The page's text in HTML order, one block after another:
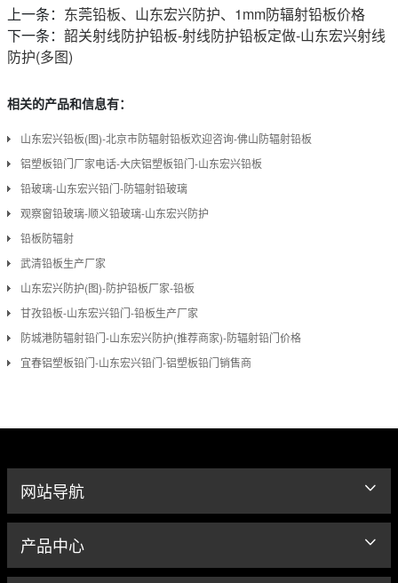
上一条： 东莞铅板、山东宏兴防护、1mm防辐射铅板价格
下一条： 韶关射线防护铅板-射线防护铅板定做-山东宏兴射线
防护(多图)
相关的产品和信息有：
山东宏兴铅板(图)-北京市防辐射铅板欢迎咨询-佛山防辐射铅板
铝塑板铅门厂家电话-大庆铝塑板铅门-山东宏兴铅板
铅玻璃-山东宏兴铅门-防辐射铅玻璃
观察窗铅玻璃-顺义铅玻璃-山东宏兴防护
铅板防辐射
武清铅板生产厂家
山东宏兴防护(图)-防护铅板厂家-铅板
甘孜铅板-山东宏兴铅门-铅板生产厂家
防城港防辐射铅门-山东宏兴防护(推荐商家)-防辐射铅门价格
宜春铝塑板铅门-山东宏兴铅门-铝塑板铅门销售商
网站导航
产品中心